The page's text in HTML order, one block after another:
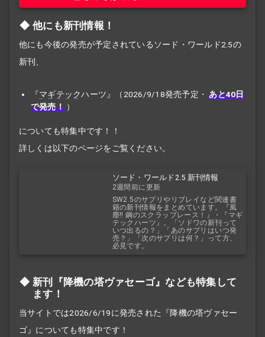
他にも新刊情報！
他にも今後の発売が予定されているソード・ワールド2.5の
新刊、
『マギテックハーツ』（2026/9/18発売予定・ あと40日
で発売！ ）
についても特集中です！！
詳しくは以下のページをご覧ください。
ソード・ワールド2.5 新刊情報
2週間前に更新
SW2.5のサプリやリプレイなど関連書
籍の新刊情報をまとめています。『風
塵!! 鋼のスクラップレース！』・『マギ
テックハーツ』。「ソドワの新刊って
いつ出るの？」「あのサプリはいつ発
売？」「次のサプリは何？」って方、
必見です。
新刊『降機の塔ヴァセーゴ』なども特集して
ます！
当サイトでは2026/6/19に発売された『降機の塔ヴァセー
ゴ』についても特集中です！